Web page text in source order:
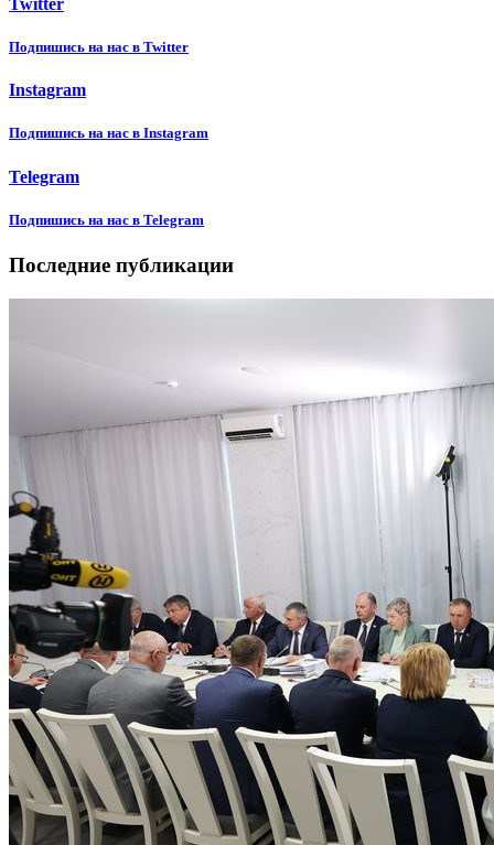
Twitter
Подпишиcь на нас в Twitter
Instagram
Подпишиcь на нас в Instagram
Telegram
Подпишиcь на нас в Telegram
Последние публикации